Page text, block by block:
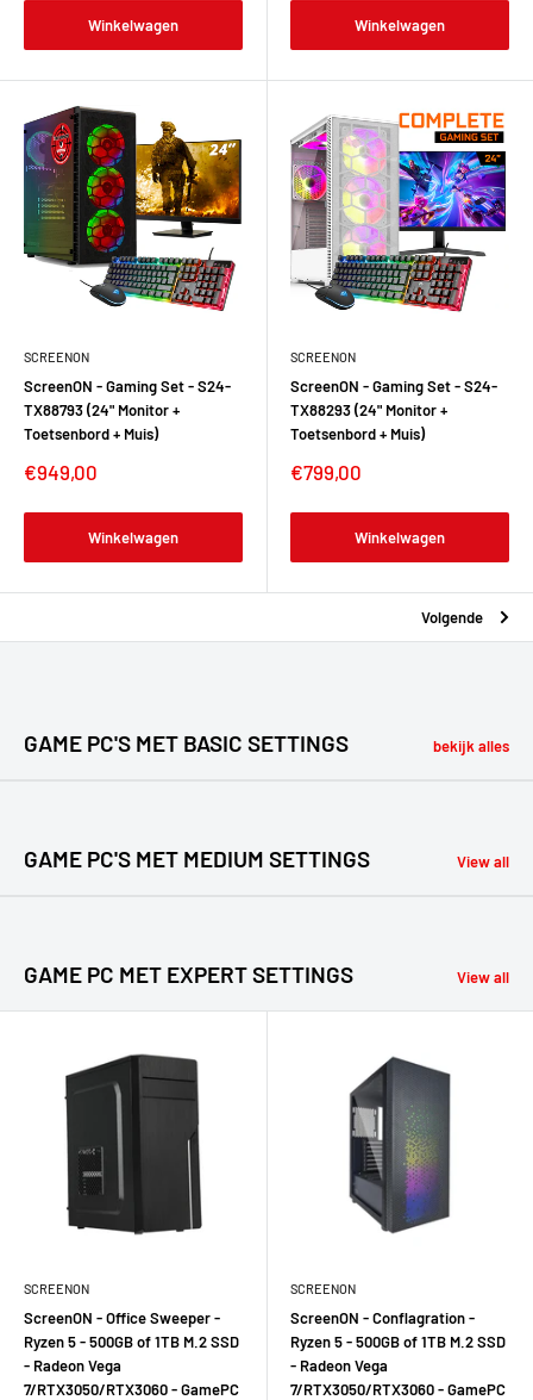
Winkelwagen Winkelwagen
SCREENON
ScreenON - Gaming Set - S24-
TX88793 (24" Monitor +
Toetsenbord + Muis)
€949,00
Winkelwagen
SCREENON
ScreenON - Gaming Set - S24-
TX88293 (24" Monitor +
Toetsenbord + Muis)
€799,00
Winkelwagen
Volgende
GAME PC'S MET BASIC SETTINGS bekijk alles
GAME PC'S MET MEDIUM SETTINGS View all
GAME PC MET EXPERT SETTINGS View all
SCREENON
ScreenON - Office Sweeper -
Ryzen 5 - 500GB of 1TB M.2 SSD
- Radeon Vega
7/RTX3050/RTX3060 - GamePC
SCREENON
ScreenON - Conflagration -
Ryzen 5 - 500GB of 1TB M.2 SSD
- Radeon Vega
7/RTX3050/RTX3060 - GamePC